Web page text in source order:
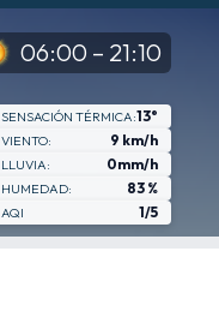
06:00 – 21:10
SENSACIÓN TÉRMICA:13°
VIENTO: 9 km/h
LLUVIA: 0mm/h
HUMEDAD: 83 %
AQI 1/5